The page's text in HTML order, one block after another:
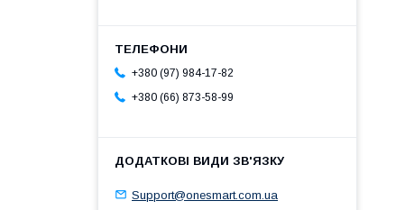
+380 (97) 984-17-82
+380 (66) 873-58-99
Support@onesmart.com.ua